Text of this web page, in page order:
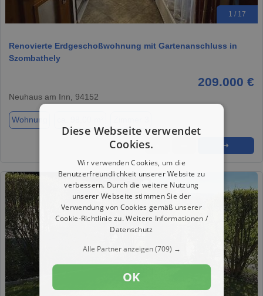
1 / 17
Renovierte Erdgeschoßwohnung mit Gartenanschluss in
Szombathely
209.000 €
Neuhaus am Inn, 94152
Wohnung
➜
Diese Webseite verwendet
Cookies.
Wir verwenden Cookies, um die
Benutzerfreundlichkeit unserer Website zu
verbessern. Durch die weitere Nutzung
unserer Webseite stimmen Sie der
Verwendung von Cookies gemäß unserer
Cookie-Richtlinie zu.Weitere Informationen /
Datenschutz
Alle Partner anzeigen(709) →
OK